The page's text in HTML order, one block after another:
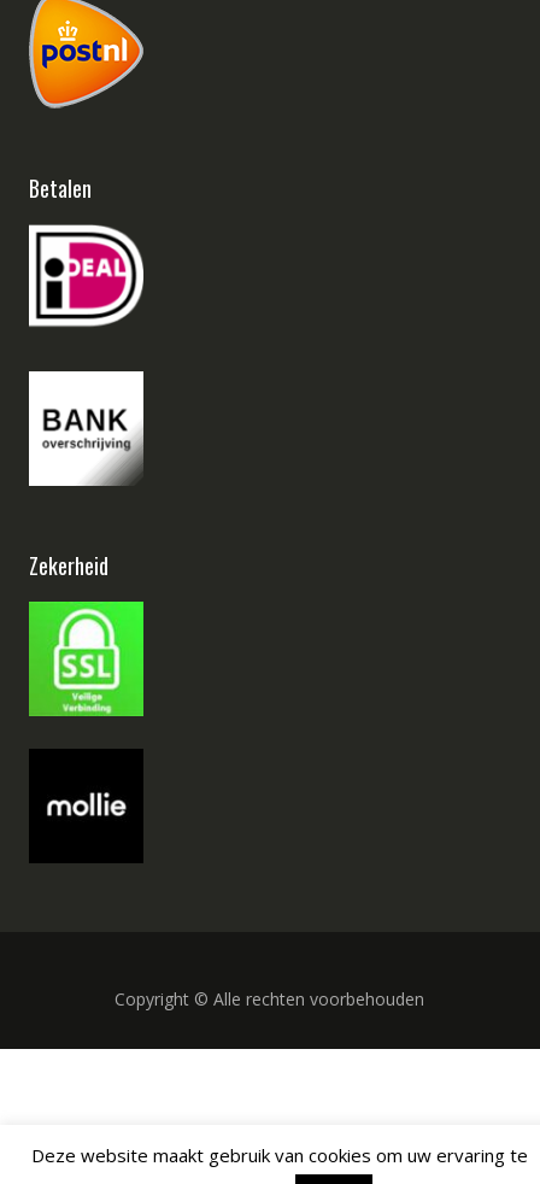
Betalen
Zekerheid
Copyright © Alle rechten voorbehouden
Deze website maakt gebruik van cookies om uw ervaring te